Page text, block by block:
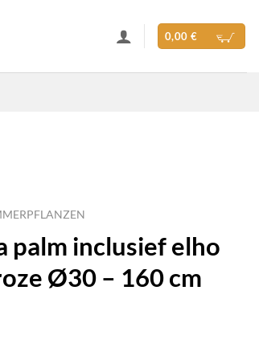
0,00 €
palm inclusief elho
Ø30 – 160 cm